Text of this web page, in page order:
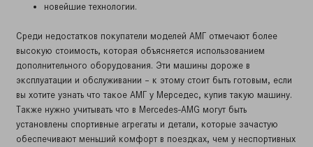
новейшие технологии.
Среди недостатков покупатели моделей АМГ отмечают более
высокую стоимость, которая объясняется использованием
дополнительного оборудования. Эти машины дороже в
эксплуатации и обслуживании – к этому стоит быть готовым, если
вы хотите узнать что такое АМГ у Мерседес, купив такую машину.
Также нужно учитывать что в Mercedes-AMG могут быть
установлены спортивные агрегаты и детали, которые зачастую
обеспечивают меньший комфорт в поездках, чем у неспортивных